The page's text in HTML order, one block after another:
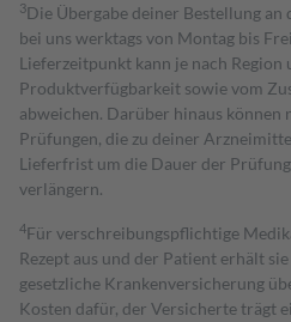
3Die Übergabe deiner Bestellung
bei uns werktags von Montag bis
Lieferzeitpunkt kann je nach Region
Produktverfügbarkeit sowie vom
abweichen. Darüber hinaus können
Prüfungen, die zu deiner
Lieferfrist um die Dauer der
verlängern.
4Für verschreibungspflichtige
Rezept aus und der Patient erhält
gesetzliche Krankenversicherung
Kosten dafür, der Versicherte trägt